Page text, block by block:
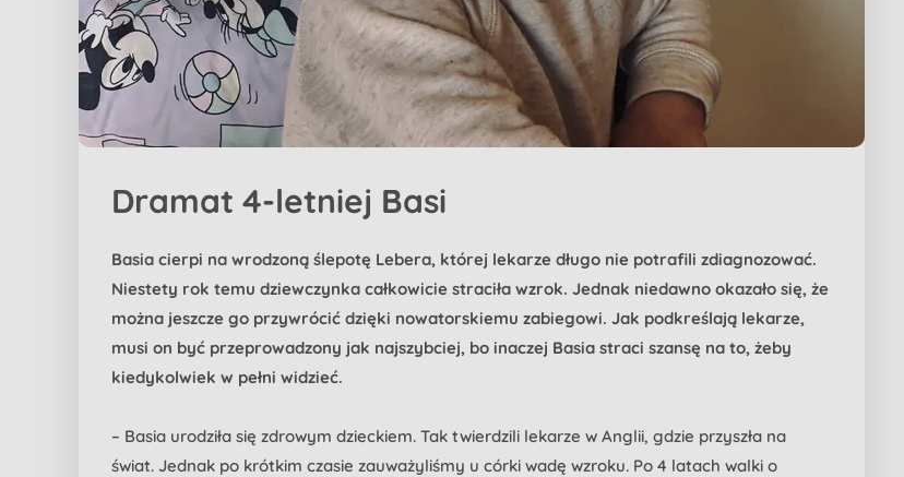
Dramat 4-letniej Basi
Basia cierpi na wrodzoną ślepotę Lebera, której lekarze długo nie potrafili zdiagnozować.
Niestety rok temu dziewczynka całkowicie straciła wzrok. Jednak niedawno okazało się, że
można jeszcze go przywrócić dzięki nowatorskiemu zabiegowi. Jak podkreślają lekarze,
musi on być przeprowadzony jak najszybciej, bo inaczej Basia straci szansę na to, żeby
kiedykolwiek w pełni widzieć.
– Basia urodziła się zdrowym dzieckiem. Tak twierdzili lekarze w Anglii, gdzie przyszła na
świat. Jednak po krótkim czasie zauważyliśmy u córki wadę wzroku. Po 4 latach walki o